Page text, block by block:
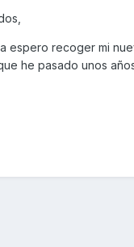
espero recoger mi
he pasado unos